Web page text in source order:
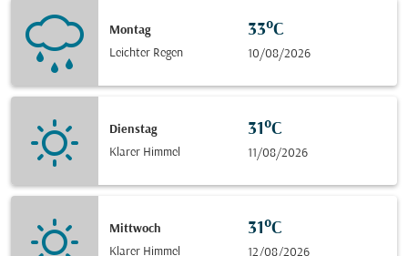
Montag
Leichter Regen
33°C
10/08/2026
Dienstag
Klarer Himmel
31°C
11/08/2026
Mittwoch
Klarer Himmel
31°C
12/08/2026